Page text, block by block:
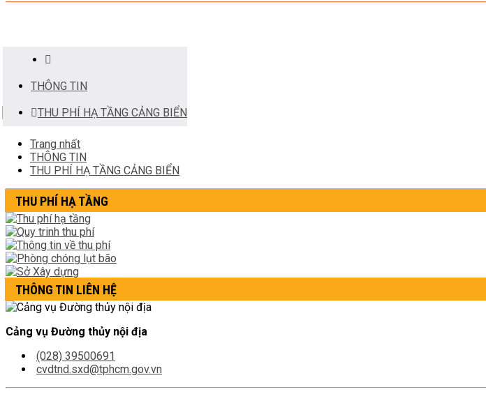
THÔNG TIN
THU PHÍ HẠ TẦNG CẢNG BIỂN
Trang nhất
THÔNG TIN
THU PHÍ HẠ TẦNG CẢNG BIỂN
THU PHÍ HẠ TẦNG
THÔNG TIN LIÊN HỆ
Cảng vụ Đường thủy nội địa
(028) 39500691
cvdtnd.sxd@tphcm.gov.vn